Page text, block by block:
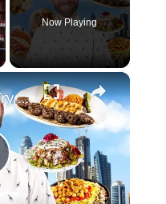
Now Playing
×
1000 Foods To Try Before You Die!! Infinite Food Marathon!!